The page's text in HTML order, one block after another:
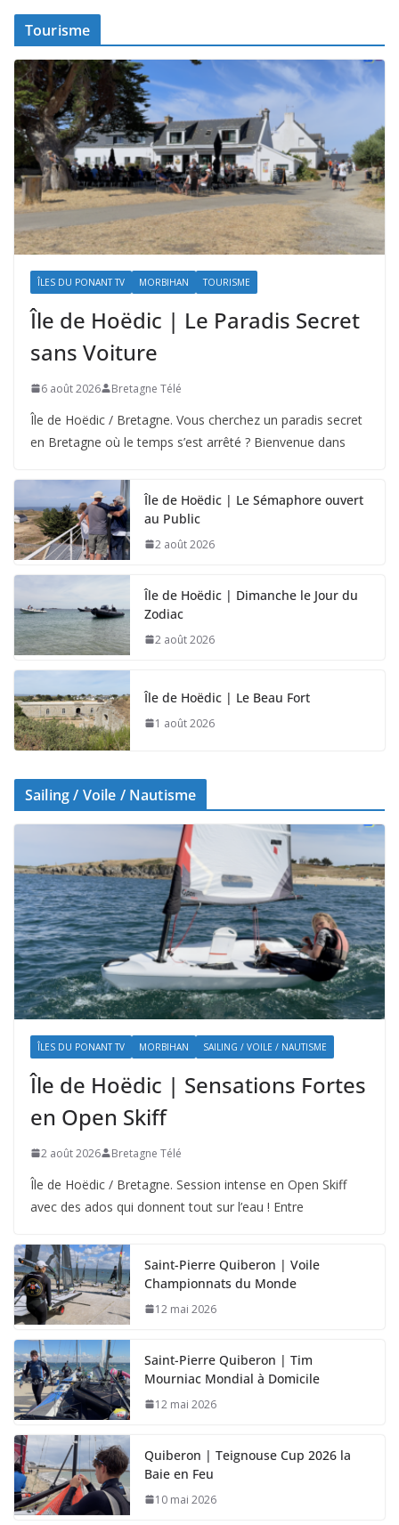
Tourisme
ÎLES DU PONANT TV MORBIHAN TOURISME
Île de Hoëdic | Le Paradis Secret
sans Voiture
6 août 2026 Bretagne Télé
Île de Hoëdic / Bretagne. Vous cherchez un paradis secret
en Bretagne où le temps s’est arrêté ? Bienvenue dans
Île de Hoëdic | Le Sémaphore ouvert
au Public
2 août 2026
Île de Hoëdic | Dimanche le Jour du
Zodiac
2 août 2026
Île de Hoëdic | Le Beau Fort
1 août 2026
Sailing / Voile / Nautisme
ÎLES DU PONANT TV MORBIHAN SAILING / VOILE / NAUTISME
Île de Hoëdic | Sensations Fortes
en Open Skiff
2 août 2026 Bretagne Télé
Île de Hoëdic / Bretagne. Session intense en Open Skiff
avec des ados qui donnent tout sur l’eau ! Entre
Saint-Pierre Quiberon | Voile
Championnats du Monde
12 mai 2026
Saint-Pierre Quiberon | Tim
Mourniac Mondial à Domicile
12 mai 2026
Quiberon | Teignouse Cup 2026 la
Baie en Feu
10 mai 2026